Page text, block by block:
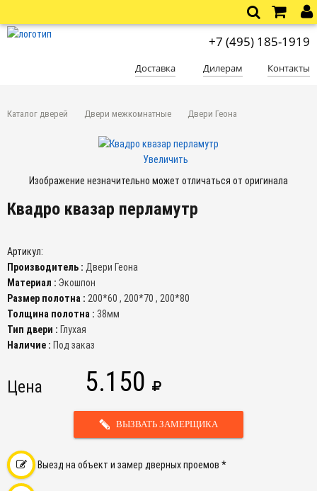
Доставка Дилерам Контакты
+7 (495) 185-1919
Каталог дверей Двери межкомнатные Двери Геона
Увеличить
Изображение незначительно может отличаться от оригинала
Квадро квазар перламутр
Артикул:
Производитель : Двери Геона
Материал : Экошпон
Размер полотна : 200*60 , 200*70 , 200*80
Толщина полотна : 38мм
Тип двери : Глухая
Наличие : Под заказ
Цена 5.150
ВЫЗВАТЬ ЗАМЕРЩИКА
Выезд на объект и замер дверных проемов *